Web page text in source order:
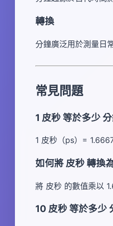
轉換
分鐘廣泛用於測量日
常見問題
1 皮秒 等於多少
1 皮秒（ps）=
如何將 皮秒 轉換
將 皮秒 的數值乘以
10 皮秒 等於多少